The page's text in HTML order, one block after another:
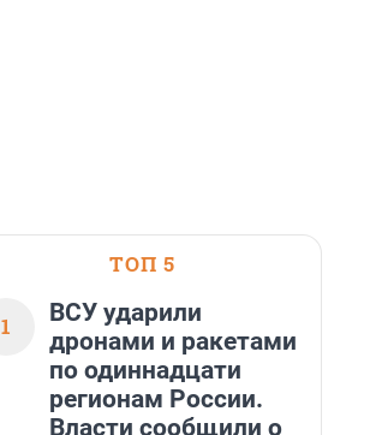
ТОП 5
1
ВСУ ударили
дронами и ракетами
по одиннадцати
регионам России.
Власти сообщили о